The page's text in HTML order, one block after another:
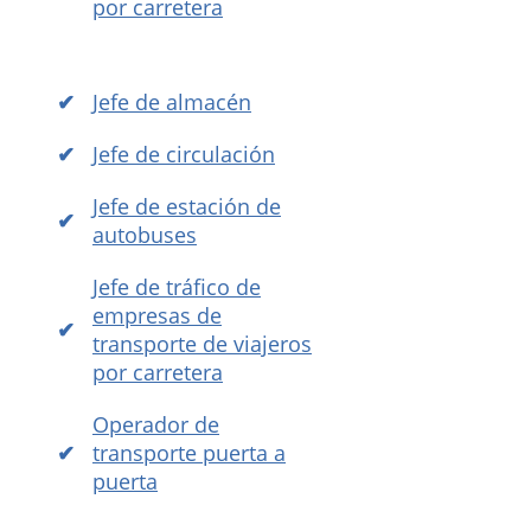
por carretera
Jefe de almacén
Jefe de circulación
Jefe de estación de
autobuses
Jefe de tráfico de
empresas de
transporte de viajeros
por carretera
Operador de
transporte puerta a
puerta